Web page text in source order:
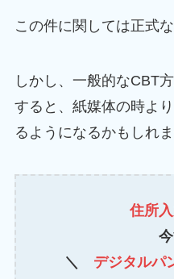
この件に関しては正式
しかし、一般的なCBT
すると、紙媒体の時よ
るようになるかもしれま
住所
＼ デジタルパ